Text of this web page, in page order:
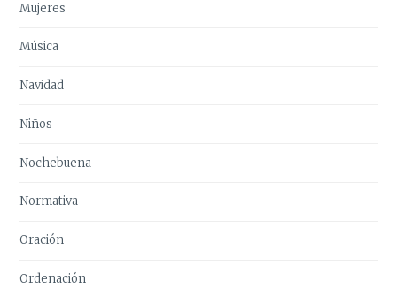
Mujeres
Música
Navidad
Niños
Nochebuena
Normativa
Oración
Ordenación